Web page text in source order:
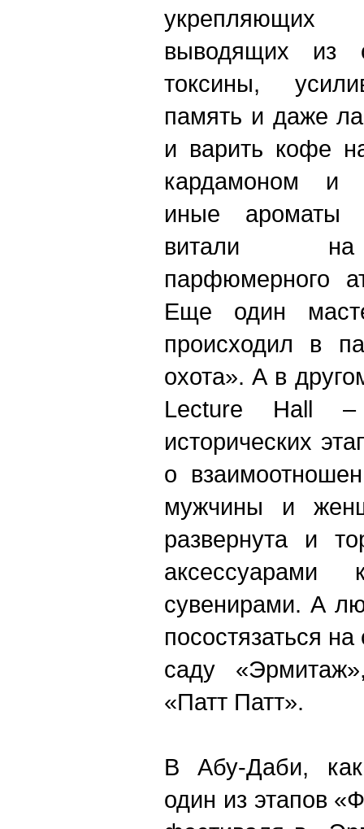
выводящих из
токсины,
память и даже
и варить кофе
кардамоном и
иные
витали на
парфюмерного
Еще один
происходил в
охота». А в
Lecture Hall
исторических
о
мужчины и
развернута и
сувенирами. А
посостязаться
саду
«Патт Патт».
В Абу-Даби, как
один из этапов